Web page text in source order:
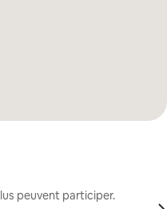
peuvent participer.